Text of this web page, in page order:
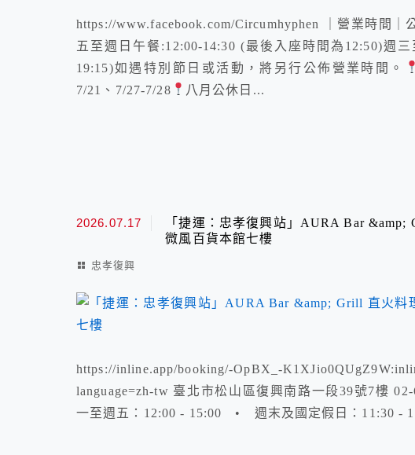
https://www.facebook.com/Circumhyphen ｜營業時間
五至週日午餐:12:00-14:30 (最後入座時間為12:50)週
19:15)如遇特別節日或活動，將另行公佈營業時間。
7/21、7/27-7/28
八月公休日...
2026.07.17
「捷運：忠孝復興站」AURA Bar &amp;
微風百貨本館七樓
忠孝復興
https://inline.app/booking/-OpBX_-
language=zh-tw 臺北市松山區復興南路一段39號7
一至週五：12:00 - 15:00 • 週末及國定假日：11:30